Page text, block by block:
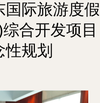
国际旅游度假
合开发项目
规划